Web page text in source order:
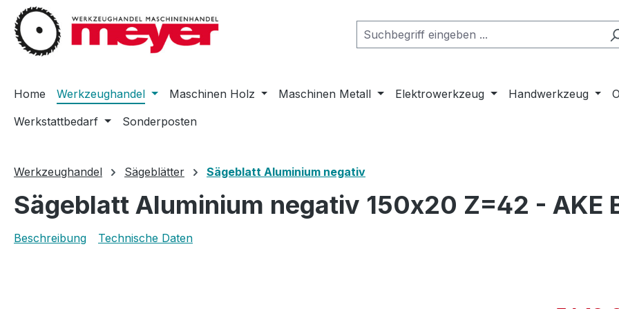
Hauptinhalt springen
Zur Suche springen
Zur Hauptnavigation springen
Home Werkzeughandel Maschinen Holz Maschinen Metall Elektrowerkzeug Handwerkzeug
Werkstattbedarf
Sonderposten
Werkzeughandel Sägeblätter Sägeblatt Aluminium negativ
Sägeblatt Aluminium negativ 150x20 Z=42 - AKE
Beschreibung Technische Daten